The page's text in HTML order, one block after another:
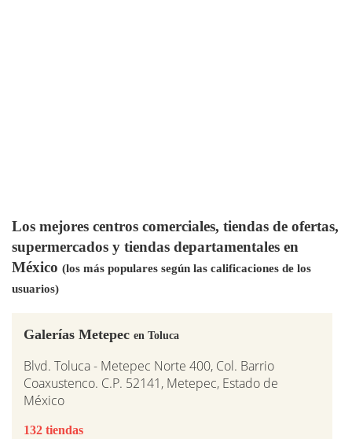
Los mejores centros comerciales, tiendas de ofertas,
supermercados y tiendas departamentales en
México (los más populares según las calificaciones de los
usuarios)
Galerías Metepec en Toluca
Blvd. Toluca - Metepec Norte 400, Col. Barrio
Coaxustenco. C.P. 52141, Metepec, Estado de
México
132 tiendas